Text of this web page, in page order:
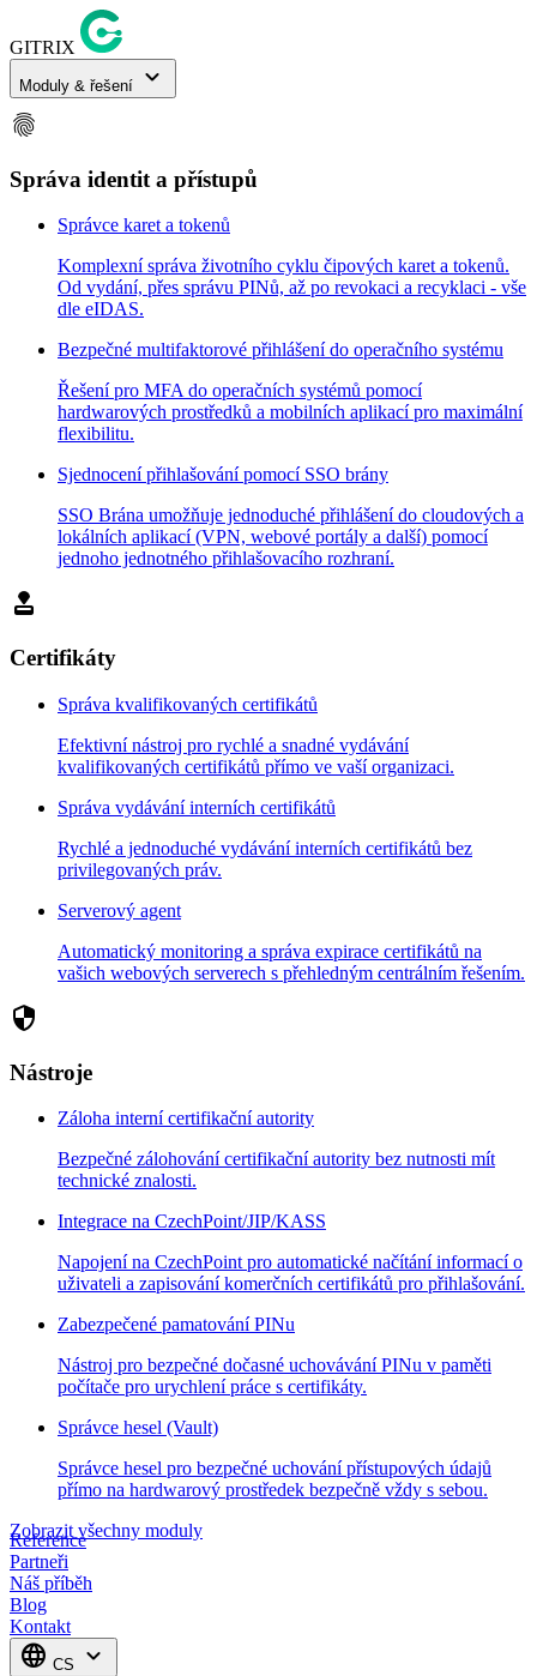
GITRIX
Moduly & řešení
expand_more
fingerprint
Správa identit a přístupů
Správce karet a tokenů
Komplexní správa životního cyklu čipových karet a tokenů.
Od vydání, přes správu PINů, až po revokaci a recyklaci - vše
dle eIDAS.
Bezpečné multifaktorové přihlášení do operačního systému
Řešení pro MFA do operačních systémů pomocí
hardwarových prostředků a mobilních aplikací pro maximální
flexibilitu.
Sjednocení přihlašování pomocí SSO brány
SSO Brána umožňuje jednoduché přihlášení do cloudových a
lokálních aplikací (VPN, webové portály a další) pomocí
jednoho jednotného přihlašovacího rozhraní.
approval
Certifikáty
Správa kvalifikovaných certifikátů
Efektivní nástroj pro rychlé a snadné vydávání
kvalifikovaných certifikátů přímo ve vaší organizaci.
Správa vydávání interních certifikátů
Rychlé a jednoduché vydávání interních certifikátů bez
privilegovaných práv.
Serverový agent
Automatický monitoring a správa expirace certifikátů na
vašich webových serverech s přehledným centrálním řešením.
security
Nástroje
Záloha interní certifikační autority
Bezpečné zálohování certifikační autority bez nutnosti mít
technické znalosti.
Integrace na CzechPoint/JIP/KASS
Napojení na CzechPoint pro automatické načítání informací o
uživateli a zapisování komerčních certifikátů pro přihlašování.
Zabezpečené pamatování PINu
Nástroj pro bezpečné dočasné uchovávání PINu v paměti
počítače pro urychlení práce s certifikáty.
Správce hesel (Vault)
Správce hesel pro bezpečné uchování přístupových údajů
přímo na hardwarový prostředek bezpečně vždy s sebou.
Zobrazit všechny moduly
Reference
Partneři
Náš příběh
Blog
Kontakt
language CS expand_more